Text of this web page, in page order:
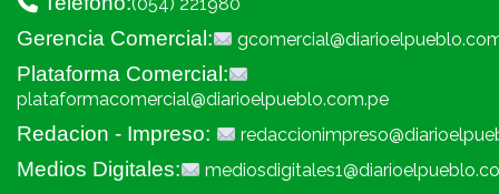
Gerencia Comercial:
Plataforma Comercial:
plataformacomercial@diarioelpueblo.com.pe
Redacion - Impreso:
Medios Digitales: